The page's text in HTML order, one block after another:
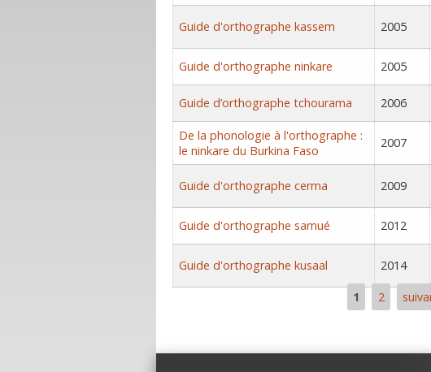
Guide d'orthographe kassem 2005
Guide d'orthographe ninkare 2005
Guide d’orthographe tchourama 2006
De la phonologie à l'orthographe :
le ninkare du Burkina Faso
2007
Guide d'orthographe cerma 2009
Guide d'orthographe samué 2012
Guide d'orthographe kusaal 2014
1 2